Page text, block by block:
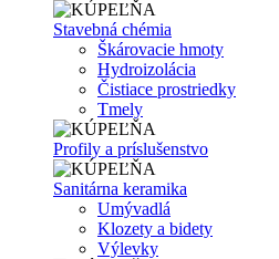
Stavebná chémia
Škárovacie hmoty
Hydroizolácia
Čistiace prostriedky
Tmely
Profily a príslušenstvo
Sanitárna keramika
Umývadlá
Klozety a bidety
Výlevky